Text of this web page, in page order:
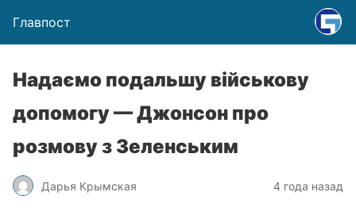
Главпост
Надаємо подальшу військову
допомогу — Джонсон про
розмову з Зеленським
Дарья Крымская 4 года назад